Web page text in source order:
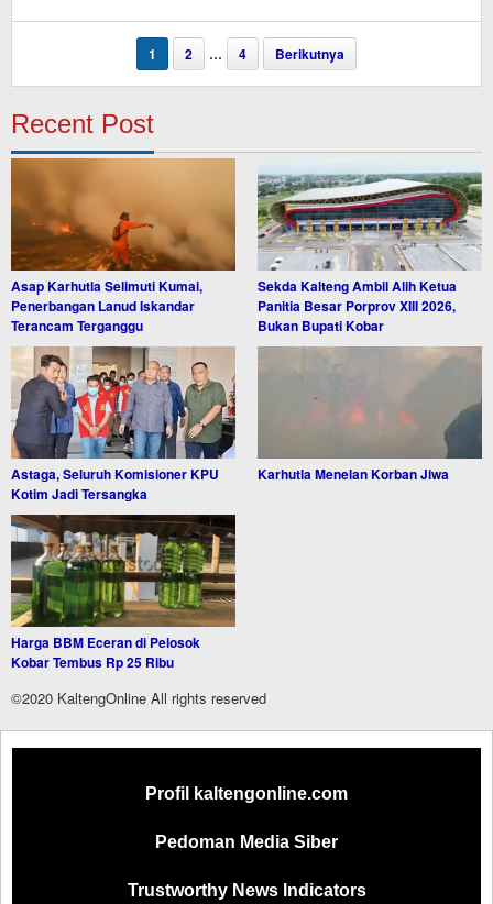
1 2 … 4 Berikutnya
Recent Post
Asap Karhutla Selimuti Kumai,
Penerbangan Lanud Iskandar
Terancam Terganggu
Sekda Kalteng Ambil Alih Ketua
Panitia Besar Porprov XIII 2026,
Bukan Bupati Kobar
Astaga, Seluruh Komisioner KPU
Kotim Jadi Tersangka
Karhutla Menelan Korban Jiwa
Harga BBM Eceran di Pelosok
Kobar Tembus Rp 25 Ribu
©2020 KaltengOnline All rights reserved
Profil kaltengonline.com
Pedoman Media Siber
Trustworthy News Indicators